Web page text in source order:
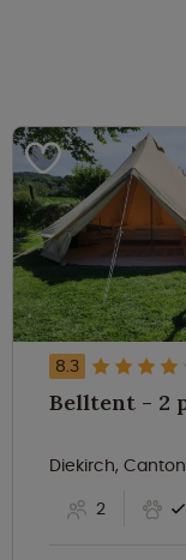
8.3
Diekirch,
2